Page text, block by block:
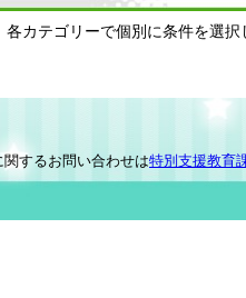
カテゴリーで個別に条件を選択
するお問い合わせは特別支援教育